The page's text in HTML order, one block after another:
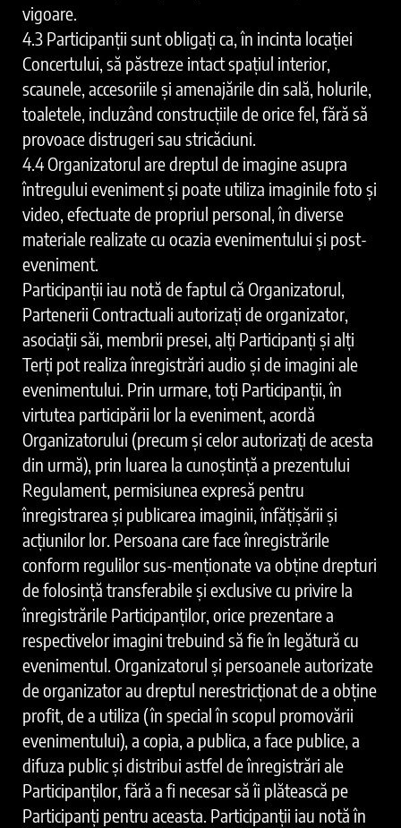
vigoare.
4.3 Participanţii sunt obligaţi ca, în incinta locației
Concertului, să păstreze intact spațiul interior,
scaunele, accesoriile și amenajările din sală, holurile,
toaletele, incluzând construcţiile de orice fel, fără să
provoace distrugeri sau stricăciuni.
4.4 Organizatorul are dreptul de imagine asupra
întregului eveniment și poate utiliza imaginile foto și
video, efectuate de propriul personal, în diverse
materiale realizate cu ocazia evenimentului și post-
eveniment.
Participanții iau notă de faptul că Organizatorul,
Partenerii Contractuali autorizați de organizator,
asociații săi, membrii presei, alți Participanți și alți
Terți pot realiza înregistrări audio și de imagini ale
evenimentului. Prin urmare, toți Participanții, în
virtutea participării lor la eveniment, acordă
Organizatorului (precum și celor autorizați de acesta
din urmă), prin luarea la cunoștință a prezentului
Regulament, permisiunea expresă pentru
înregistrarea și publicarea imaginii, înfățișării și
acțiunilor lor. Persoana care face înregistrările
conform regulilor sus-menționate va obține drepturi
de folosință transferabile și exclusive cu privire la
înregistrările Participanților, orice prezentare a
respectivelor imagini trebuind să fie în legătură cu
evenimentul. Organizatorul și persoanele autorizate
de organizator au dreptul nerestricționat de a obține
profit, de a utiliza (în special în scopul promovării
evenimentului), a copia, a publica, a face publice, a
difuza public și distribui astfel de înregistrări ale
Participanților, fără a fi necesar să îi plătească pe
Participanți pentru aceasta. Participanții iau notă în